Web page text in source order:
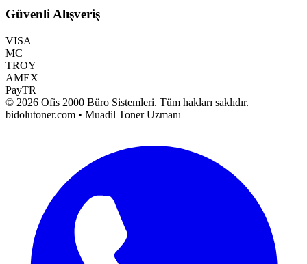
Güvenli Alışveriş
VISA
MC
TROY
AMEX
PayTR
© 2026 Ofis 2000 Büro Sistemleri. Tüm hakları saklıdır.
bidolutoner.com • Muadil Toner Uzmanı